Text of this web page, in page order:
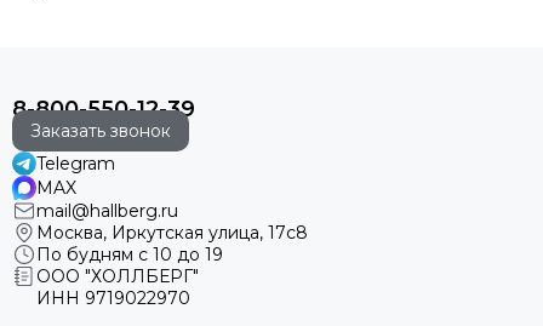
8-800-550-12-39
Заказать звонок
Telegram
MAX
mail@hallberg.ru
Москва, Иркутская улица, 17с8
По будням с 10 до 19
ООО "ХОЛЛБЕРГ"
ИНН 9719022970